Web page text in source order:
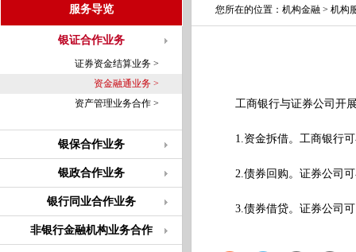
服务导览
银证合作业务
证券资金结算业务 >
资金融通业务 >
资产管理业务合作 >
银保合作业务
银政合作业务
银行同业合作业务
非银行金融机构业务合作
您所在的位置： 机构金融 > 机构
工商银行与证券公司开展
1.资金拆借。工商银行可
2.债券回购。证券公司可
3.债券借贷。证券公司可